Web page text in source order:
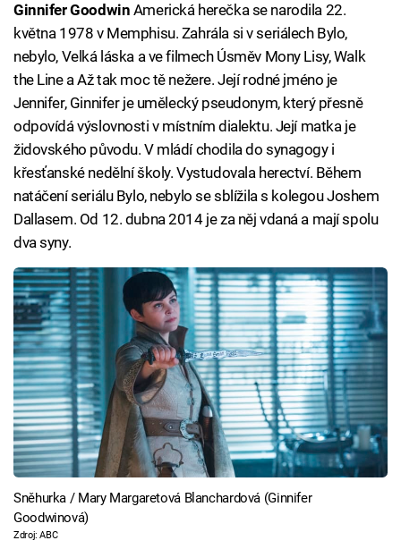
Ginnifer Goodwin Americká herečka se narodila 22.
května 1978 v Memphisu. Zahrála si v seriálech Bylo,
nebylo, Velká láska a ve filmech Úsměv Mony Lisy, Walk
the Line a Až tak moc tě nežere. Její rodné jméno je
Jennifer, Ginnifer je umělecký pseudonym, který přesně
odpovídá výslovnosti v místním dialektu. Její matka je
židovského původu. V mládí chodila do synagogy i
křesťanské nedělní školy. Vystudovala herectví. Během
natáčení seriálu Bylo, nebylo se sblížila s kolegou Joshem
Dallasem. Od 12. dubna 2014 je za něj vdaná a mají spolu
dva syny.
Sněhurka / Mary Margaretová Blanchardová (Ginnifer
Goodwinová)
Zdroj: ABC